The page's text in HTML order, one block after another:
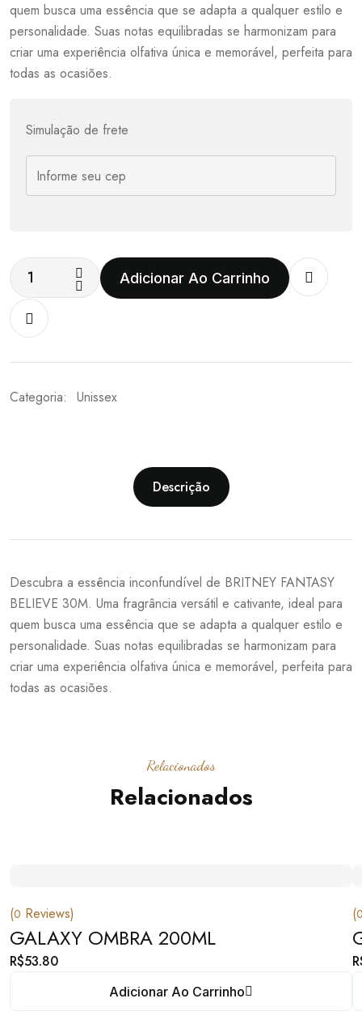
quem busca uma essência que se adapta a qualquer estilo e
personalidade. Suas notas equilibradas se harmonizam para
criar uma experiência olfativa única e memorável, perfeita para
todas as ocasiões.
Simulação de frete
Adicionar Ao Carrinho
Categoria: Unissex
Descrição
Descubra a essência inconfundível de BRITNEY FANTASY
BELIEVE 30M. Uma fragrância versátil e cativante, ideal para
quem busca uma essência que se adapta a qualquer estilo e
personalidade. Suas notas equilibradas se harmonizam para
criar uma experiência olfativa única e memorável, perfeita para
todas as ocasiões.
Relacionados
Relacionados
(0 Reviews)
GALAXY OMBRA 200ML
R$53.80
Adicionar Ao Carrinho
(